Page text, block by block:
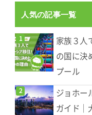
人気の記事一覧
家族３人
の国に決
プール
ジョホー
ガイド｜